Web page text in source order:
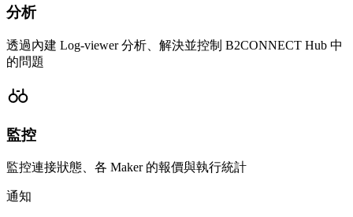
分析
透過內建 Log-viewer 分析、解決並控制 B2CONNECT Hub 中
的問題
監控
監控連接狀態、各 Maker 的報價與執行統計
通知